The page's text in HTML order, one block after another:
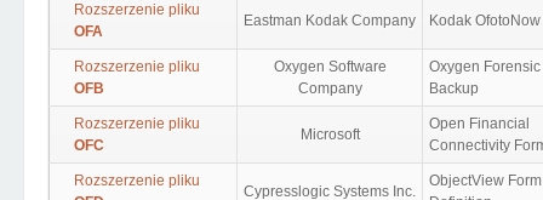
Rozszerzenie pliku
OFA
Eastman Kodak Company Kodak OfotoNow
Rozszerzenie pliku
OFB
Oxygen Software
Company
Oxygen
Backup
Rozszerzenie pliku
OFC
Microsoft
Open Financial
Connectivity
Rozszerzenie pliku
Cypresslogic Systems Inc.
ObjectView Form